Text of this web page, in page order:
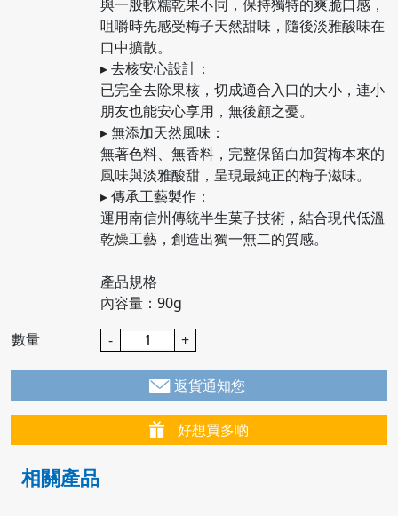
與一般軟糯乾果不同，保持獨特的爽脆口感，
咀嚼時先感受梅子天然甜味，隨後淡雅酸味在
口中擴散。
▸ 去核安心設計：
已完全去除果核，切成適合入口的大小，連小
朋友也能安心享用，無後顧之憂。
▸ 無添加天然風味：
無著色料、無香料，完整保留白加賀梅本來的
風味與淡雅酸甜，呈現最純正的梅子滋味。
▸ 傳承工藝製作：
運用南信州傳統半生菓子技術，結合現代低溫
乾燥工藝，創造出獨一無二的質感。
產品規格
內容量：90g
數量
- +
返貨通知您
好想買多啲
相關產品